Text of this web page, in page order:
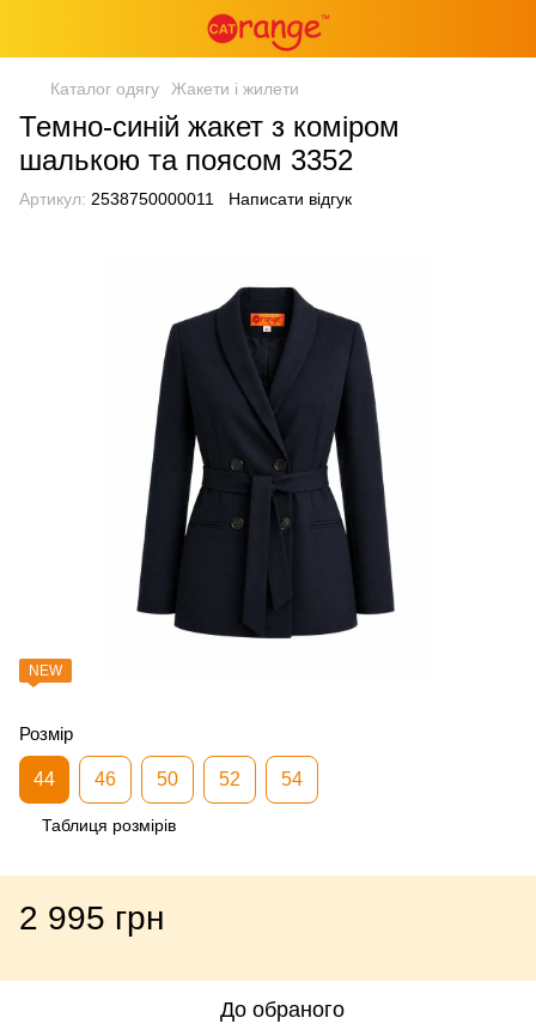
Каталог одягу Жакети і жилети
Темно-синій жакет з коміром
шалькою та поясом 3352
Артикул: 2538750000011 Написати відгук
NEW
Розмір
44 46 50 52 54
Таблиця розмірів
2 995 грн
До обраного